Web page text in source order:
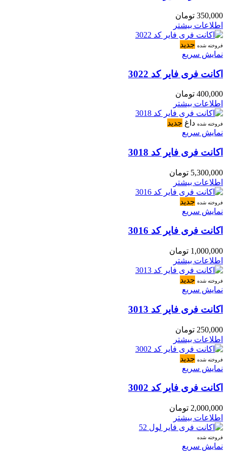
350,000 تومان
اطلاعات بیشتر
فروخته شده جدید
نمایش سریع
اکانت فری فایر کد 3022
400,000 تومان
اطلاعات بیشتر
فروخته شده داغ جدید
نمایش سریع
اکانت فری فایر کد 3018
5,300,000 تومان
اطلاعات بیشتر
فروخته شده جدید
نمایش سریع
اکانت فری فایر کد 3016
1,000,000 تومان
اطلاعات بیشتر
فروخته شده جدید
نمایش سریع
اکانت فری فایر کد 3013
250,000 تومان
اطلاعات بیشتر
فروخته شده جدید
نمایش سریع
اکانت فری فایر کد 3002
2,000,000 تومان
اطلاعات بیشتر
فروخته شده
نمایش سریع